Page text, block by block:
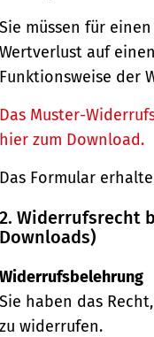
Sie müssen für
Wertverlust auf
Funktionsweise der
Das Muster-
hier zum Download.
Das Formular
2. Widerrufsrecht
Downloads)
Widerrufsbelehrung
Sie haben das
zu widerrufen.